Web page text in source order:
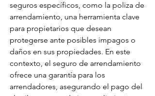
seguros específicos, como la poliza de
arrendamiento, una herramienta clave
para propietarios que desean
protegerse ante posibles impagos o
daños en sus propiedades. En este
contexto, el seguro de arrendamiento
ofrece una garantía para los
arrendadores, asegurando el pago del